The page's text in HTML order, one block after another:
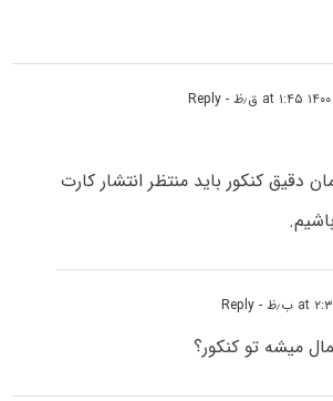
- Reply
دقیق کنکور باید منتظر انتشار کارت
- Reply
میشه تو کنکور؟